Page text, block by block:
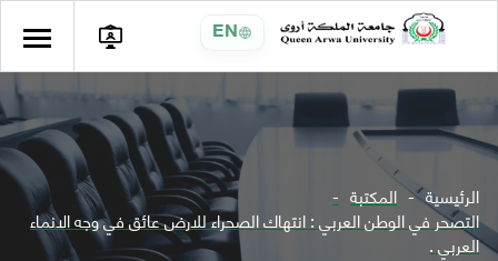
EN
الرئيسية المكتبة
التصحر في الوطن العربي : انتهاك الصحراء للارض عائق في وجه الانماء
العربي .